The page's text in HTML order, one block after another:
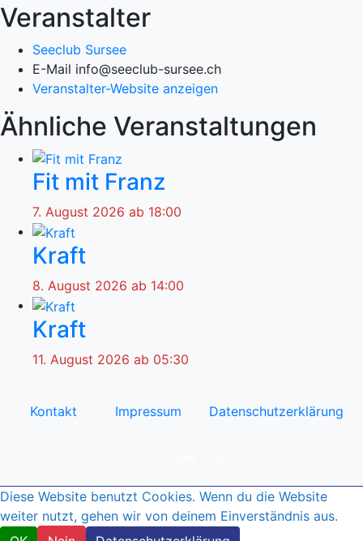
Veranstalter
Seeclub Sursee
E-Mail info@seeclub-sursee.ch
Veranstalter-Website anzeigen
Ähnliche Veranstaltungen
Fit mit Franz
7. August 2026 ab 18:00
Kraft
8. August 2026 ab 14:00
Kraft
11. August 2026 ab 05:30
Kontakt Impressum Datenschutzerklärung
Diese Website benutzt Cookies. Wenn du die Website
weiter nutzt, gehen wir von deinem Einverständnis aus.